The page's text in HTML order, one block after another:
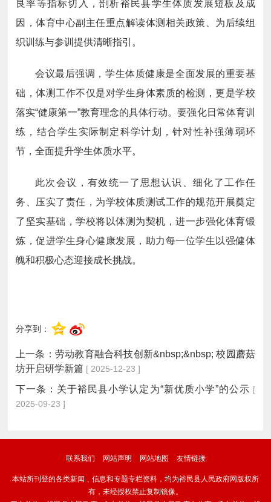
良率等指标切入，剖析裕民县学生体质发展短板及成
因，体育中心副主任重点解读体测相关政策、为后续组
织训练与参训提供清晰指引。
会议最后强调，学生体质健康是全面发展的重要基
础，体测工作不仅是对学生身体素质的检测，更是学校
落实“健康第一”教育理念的具体行动。要强化日常体育训
练，结合学生实际制定科学计划，针对性补强薄弱环
节，全面提升学生体质水平。
此次会议，有效统一了思想认识、细化了工作任
务、压实了责任，为学校体质测试工作的规范开展奠定
了坚实基础，学校将以体测为契机，进一步强化体育锻
炼，促进学生身心健康发展，助力每一位学生以强健体
魄和积极心态迎接成长挑战。
分享到：
上一条： 劳动教育融合科技创新&nbsp;&nbsp; 校园蘑菇
坊开启研学新篇 [ 2025-12-23 ]
下一条： 关于裕民县小学认定为“新优质小学”的公示 [
2025-09-23 ]
联系我们 网站声明 网站地图 友情链接
本站所刊登的各类新闻﹑信息和专题专栏资料，均为裕民县人民政府网版权所
有，未经授权禁止复制镜像。